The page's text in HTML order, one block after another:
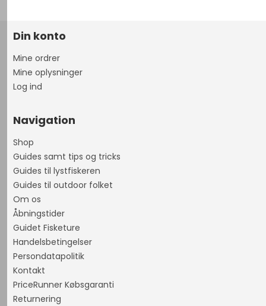
Din konto
Mine ordrer
Mine oplysninger
Log ind
Navigation
Shop
Guides samt tips og tricks
Guides til lystfiskeren
Guides til outdoor folket
Om os
Åbningstider
Guidet Fisketure
Handelsbetingelser
Persondatapolitik
Kontakt
PriceRunner Købsgaranti
Returnering